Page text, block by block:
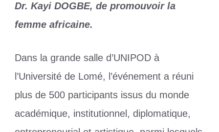
Dr. Kayi DOGBE, de promouvoir la
femme africaine.
Dans la grande salle d’UNIPOD à
l’Université de Lomé, l’événement a réuni
plus de 500 participants issus du monde
académique, institutionnel, diplomatique,